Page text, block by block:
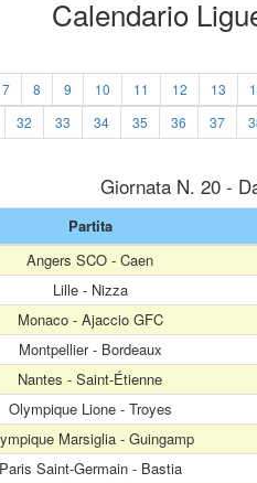
Calendario
7 8 9 10 11 12 13
32 33 34 35 36 37
Giornata N. 20 -
Partita
Angers SCO - Caen
Lille - Nizza
Monaco - Ajaccio GFC
Montpellier - Bordeaux
Nantes - Saint-Étienne
Olympique Lione - Troyes
Marsiglia - Guingamp
Paris Saint-Germain - Bastia